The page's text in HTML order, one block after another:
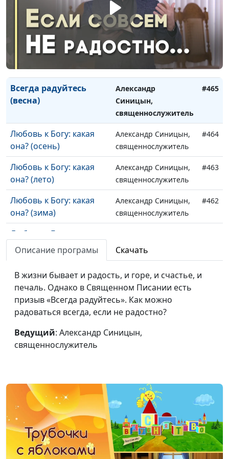
Всегда радуйтесь (лето)
Александр Синицын,
священнослужитель
#467
Всегда радуйтесь (зима)
Александр Синицын,
священнослужитель
#466
Всегда радуйтесь
(весна)
Александр
Синицын,
священнослужитель
#465
Любовь к Богу: какая
она? (осень)
Александр Синицын,
священнослужитель
#464
Любовь к Богу: какая
она? (лето)
Александр Синицын,
священнослужитель
#463
Любовь к Богу: какая
она? (зима)
Александр Синицын,
священнослужитель
#462
Любовь к Богу: какая
она? (весна)
священнослужитель
вам (осень)
священнослужитель
Просите, и дано будет
вам (лето)
Роман Маринин,
священнослужитель
Просите, и дано будет
вам (зима)
Роман Маринин,
Неустанно молитесь
(осень)
Роман Маринин,
священнослужитель
#456
Неустанно молитесь
(лето)
Роман Маринин,
священнослужитель
#455
Описание програмы Скачать
В жизни бывает и радость, и горе, и счастье, и
печаль. Однако в Священном Писании есть
призыв «Всегда радуйтесь». Как можно
радоваться всегда, если не радостно?
Ведущий: Александр Синицын,
священнослужитель